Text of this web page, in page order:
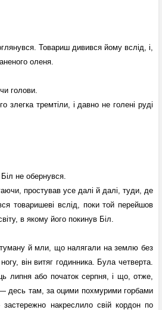
Товариш дивився йому вслід, і,
оленя.
голови.
тремтіли, і давно не голені руді
не обернувся.
простував усе далі й далі, туди, де
товаришеві вслід, поки той перейшов
в якому його покинув Біл.
туману й мли, що налягали на землю без
він витяг годинника. Була четверта.
липня або початок серпня, і що, отже,
— десь там, за оцими похмурими горбами
накреслило свій кордон по